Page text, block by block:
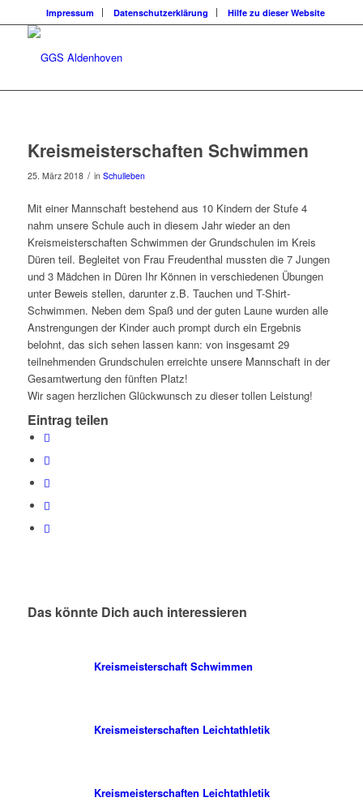
Impressum Datenschutzerklärung Hilfe zu dieser Website
Kreismeisterschaften Schwimmen
25. März 2018 / in Schulleben
Mit einer Mannschaft bestehend aus 10 Kindern der Stufe 4
nahm unsere Schule auch in diesem Jahr wieder an den
Kreismeisterschaften Schwimmen der Grundschulen im Kreis
Düren teil. Begleitet von Frau Freudenthal mussten die 7 Jungen
und 3 Mädchen in Düren Ihr Können in verschiedenen Übungen
unter Beweis stellen, darunter z.B. Tauchen und T-Shirt-
Schwimmen. Neben dem Spaß und der guten Laune wurden alle
Anstrengungen der Kinder auch prompt durch ein Ergebnis
belohnt, das sich sehen lassen kann: von insgesamt 29
teilnehmenden Grundschulen erreichte unsere Mannschaft in der
Gesamtwertung den fünften Platz!
Wir sagen herzlichen Glückwunsch zu dieser tollen Leistung!
Eintrag teilen
Das könnte Dich auch interessieren
Kreismeisterschaft Schwimmen
Kreismeisterschaften Leichtathletik
Kreismeisterschaften Leichtathletik